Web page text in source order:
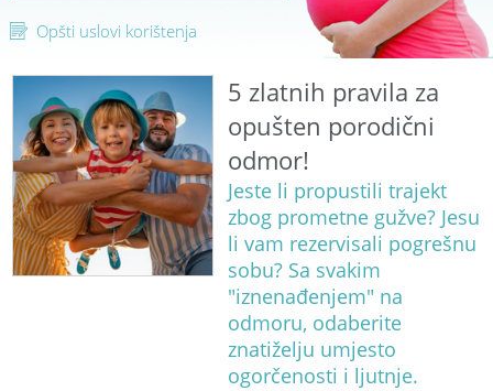
Opšti uslovi korištenja
5 zlatnih pravila za
opušten porodični
odmor!
Jeste li propustili trajekt
zbog prometne gužve? Jesu
li vam rezervisali pogrešnu
sobu? Sa svakim
"iznenađenjem" na
odmoru, odaberite
znatiželju umjesto
ogorčenosti i ljutnje.